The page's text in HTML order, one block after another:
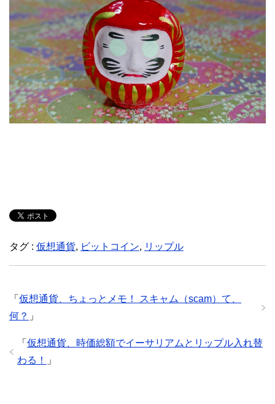
タグ : 仮想通貨, ビットコイン, リップル
「 仮想通貨、ちょっとメモ！ スキャム（scam）て、
何？ 」
「 仮想通貨、時価総額でイーサリアムとリップル入れ替
わる！
」